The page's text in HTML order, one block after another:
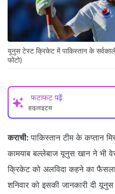
यूनुस टेस्‍ट क्रिकेट में पाकिस्‍तान के
फोटो)
फटाफट पढ़ें
हाइलाइट्स
कराची: पाकिस्‍तान टीम के कप्‍तान
कामयाब बल्‍लेबाज यूनुस खान ने भी
क्रिकेट को अलविदा कहने का
शनिवार को इसकी जानकारी दी